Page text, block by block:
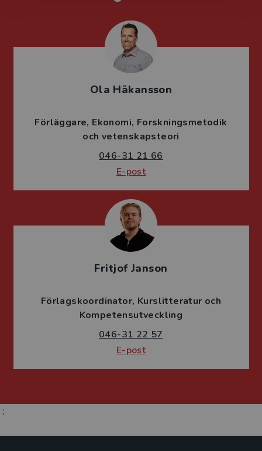
Ola Håkansson
Förläggare Ekonomi Forskningsmetodik
och vetenskapsteori
046-31 21 66
E-post
Fritjof Janson
Förlagskoordinator Kurslitteratur och
Kompetensutveckling
046-31 22 57
E-post
;